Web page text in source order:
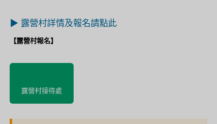
▶ 露營村詳情及報名請點此
【露營村報名】
露營村接待處